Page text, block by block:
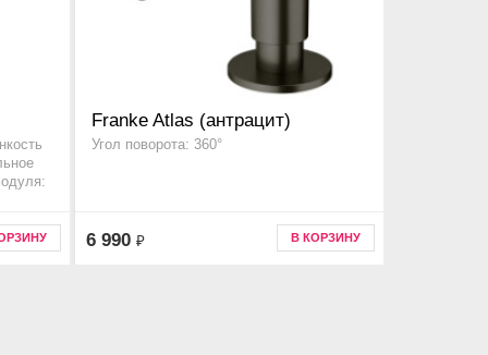
Franke Atlas (антрацит)
Угол поворота: 360°
6 990 ₽ В КОРЗИНУ